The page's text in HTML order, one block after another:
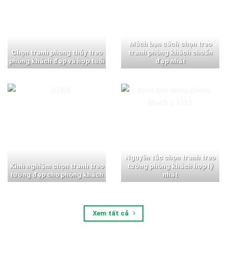
Chọn tranh phong thủy treo
phòng khách đẹp và hợp tuổi
Mách bạn cách chọn treo
tranh phòng khách chuẩn
đẹp nhất
Kinh nghiệm chọn tranh treo
tường đẹp cho phòng khách
Nguyên tắc chọn tranh treo
tường phòng khách hợp lý
nhất
Xem tất cả